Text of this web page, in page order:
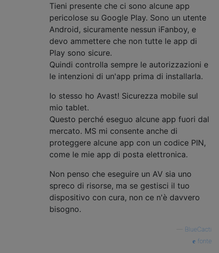
Tieni presente che ci sono alcune app
pericolose su Google Play. Sono un utente
Android, sicuramente nessun iFanboy, e
devo ammettere che non tutte le app di
Play sono sicure.
Quindi controlla sempre le autorizzazioni e
le intenzioni di un'app prima di installarla.
Io stesso ho Avast! Sicurezza mobile sul
mio tablet.
Questo perché eseguo alcune app fuori dal
mercato. MS mi consente anche di
proteggere alcune app con un codice PIN,
come le mie app di posta elettronica.
Non penso che eseguire un AV sia uno
spreco di risorse, ma se gestisci il tuo
dispositivo con cura, non ce n'è davvero
bisogno.
BlueCacti
fonte